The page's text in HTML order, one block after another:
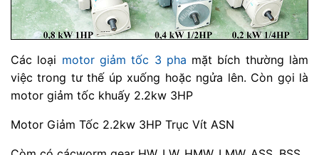
Các loại motor giảm tốc 3 pha mặt bích thường làm
việc trong tư thế úp xuống hoặc ngửa lên. Còn gọi là
motor giảm tốc khuấy 2.2kw 3HP
Motor Giảm Tốc 2.2kw 3HP Trục Vít ASN